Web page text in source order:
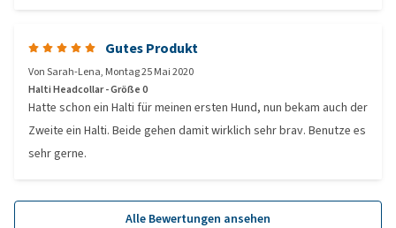
Gutes Produkt
VonSarah-Lena, Montag 25 Mai 2020
Halti Headcollar - Größe 0
Hatte schon ein Halti für meinen ersten Hund, nun bekam auch der
Zweite ein Halti. Beide gehen damit wirklich sehr brav. Benutze es
sehr gerne.
Alle Bewertungen ansehen